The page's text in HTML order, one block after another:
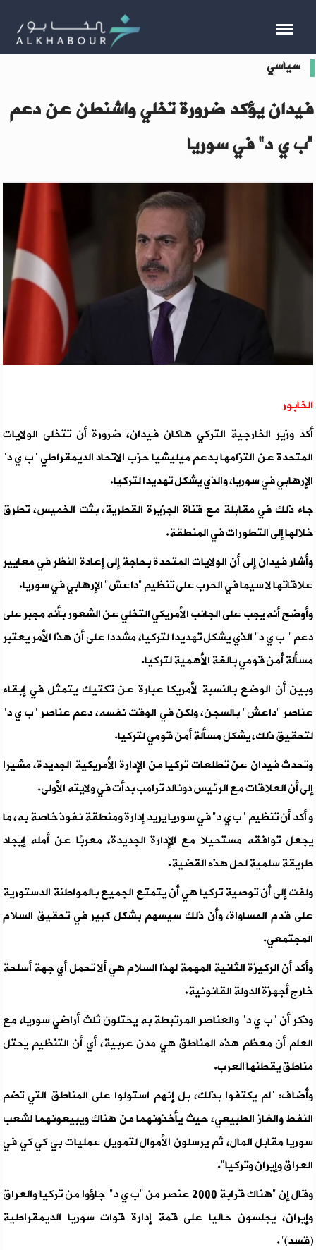
سياسي
فيدان يؤكد ضرورة تخلي واشنطن عن دعم
"ب ي د" في سوريا
الخابور
أكد وزير الخارجية التركي هاكان فيدان، ضرورة أن تتخلى الولايات
المتحدة عن التزامها بدعم ميليشيا حزب الاتحاد الديمقراطي "ب ي د"
الإرهابي في سوريا، والذي يشكل تهديدا لتركيا.
جاء ذلك في مقابلة مع قناة الجزيرة القطرية، بثت الخميس، تطرق
خلالها إلى التطورات في المنطقة.
وأشار فيدان إلى أن الولايات المتحدة بحاجة إلى إعادة النظر في معايير
علاقاتها لا سيما في الحرب على تنظيم "داعش" الإرهابي في سوريا.
وأوضح أنه يجب على الجانب الأمريكي التخلي عن الشعور بأنه مجبر على
دعم " ب ي د" الذي يشكل تهديدا لتركيا، مشددا على أن هذا الأمر يعتبر
مسألة أمن قومي بالغة الأهمية لتركيا.
وبين أن الوضع بالنسبة لأمريكا عبارة عن تكتيك يتمثل في إبقاء
عناصر "داعش" بالسجن، ولكن في الوقت نفسه، دعم عناصر "ب ي د"
لتحقيق ذلك، يشكل مسألة أمن قومي لتركيا.
وتحدث فيدان عن تطلعات تركيا من الإدارة الأمريكية الجديدة، مشيرا
إلى أن العلاقات مع الرئيس دونالد ترامب بدأت في ولايته الأولى.
و أكد أن تنظيم "ب ي د" في سوريا يريد إدارة ومنطقة نفوذ خاصة به، ما
يجعل توافقه مستحيلا مع الإدارة الجديدة، معربًا عن أمله إيجاد
طريقة سلمية لحل هذه القضية.
ولفت إلى أن توصية تركيا هي أن يتمتع الجميع بالمواطنة الدستورية
على قدم المساواة، وأن ذلك سيسهم بشكل كبير في تحقيق السلام
المجتمعي.
وأكد أن الركيزة الثانية المهمة لهذا السلام هي ألا تحمل أي جهة أسلحة
خارج أجهزة الدولة القانونية.
وذكر أن "ب ي د" والعناصر المرتبطة به يحتلون ثلث أراضي سوريا، مع
العلم أن معظم هذه المناطق هي مدن عربية، أي أن التنظيم يحتل
مناطق يقطنها العرب.
وأضاف: "لم يكتفوا بذلك، بل إنهم استولوا على المناطق التي تضم
النفط والغاز الطبيعي، حيث يأخذونهما من هناك ويبيعونهما لشعب
سوريا مقابل المال، ثم يرسلون الأموال لتمويل عمليات بي كي كي في
العراق وإيران وتركيا".
وقال إن "هناك قرابة 2000 عنصر من "ب ي د" جاؤوا من تركيا والعراق
وإيران، يجلسون حاليا على قمة إدارة قوات سوريا الديمقراطية
(قسد)".